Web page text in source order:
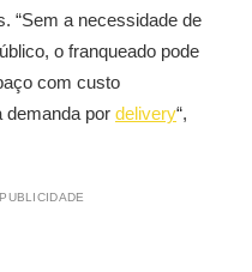
“Sem a necessidade de
o franqueado pode
com custo
demanda por delivery“,